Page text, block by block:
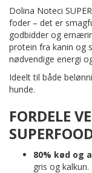
Dolina Noteci
foder – det er
godbidder og
protein fra kanin og
nødvendige energi
Ideelt til både
hunde.
FORDELE
80% kød og
gris og kalkun.